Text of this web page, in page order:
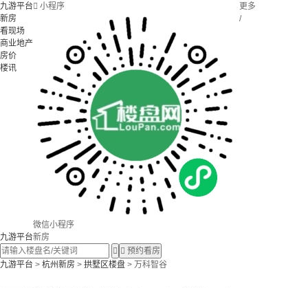
九游平台
新房
看现场
商业地产
房价
楼讯
 小程序
微信小程序
更多
/
九游平台新房
  预约看房
九游平台 > 杭州新房 > 拱墅区楼盘 > 万科智谷